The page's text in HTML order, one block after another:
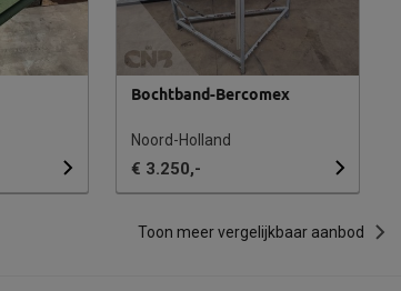
Bochtband-Bercomex
Noord-Holland
€ 3.250,-
Toon meer vergelijkbaar aanbod